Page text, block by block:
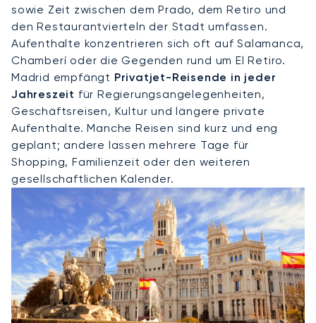
sowie Zeit zwischen dem Prado, dem Retiro und
den Restaurantvierteln der Stadt umfassen.
Aufenthalte konzentrieren sich oft auf Salamanca,
Chamberí oder die Gegenden rund um El Retiro.
Madrid empfängt Privatjet-Reisende in jeder
Jahreszeit für Regierungsangelegenheiten,
Geschäftsreisen, Kultur und längere private
Aufenthalte. Manche Reisen sind kurz und eng
geplant; andere lassen mehrere Tage für
Shopping, Familienzeit oder den weiteren
gesellschaftlichen Kalender.